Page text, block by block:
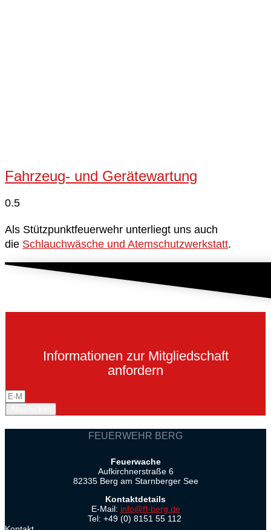
Fahrzeug- und Gerätewartung
Als Stützpunktfeuerwehr unterliegt uns auch
die Schlauchwäsche und Atemschutzwerkstatt.
Informationen zur Mitgliedschaft
anfordern
FEUERWEHR BERG
Feuerwache
Aufkirchnerstraße 6
82335 Berg am Starnberger See
Kontaktdetails
E-Mail: info@ff-berg.de
Tel: +49 (0) 8151 55 112